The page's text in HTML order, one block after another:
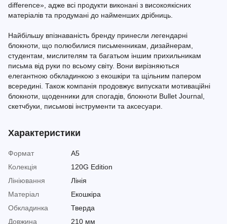
difference», адже всі продукти виконані з високоякісних
матеріалів та продумані до найменших дрібниць.
Найбільшу впізнаваність бренду принесли легендарні
блокноти, що полюбилися письменникам, дизайнерам,
студентам, мислителям та багатьом іншим прихильникам
письма від руки по всьому світу. Вони вирізняються
елегантною обкладинкою з екошкіри та щільним папером
всередині. Також компанія продовжує випускати мотиваційні
блокноти, щоденники для спогадів, блокноти Bullet Journal,
скетчбуки, письмові інструменти та аксесуари.
Характеристики
Формат
A5
Колекція
120G Edition
Лініювання
Лінія
Матеріал
Екошкіра
Обкладинка
Тверда
Довжина
210 мм